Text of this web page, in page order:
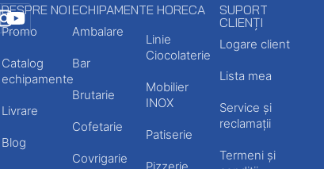
DESPRE NOI
Promo
Catalog
echipamente
Livrare
Blog
ECHIPAMENTE HORECA
Ambalare
Bar
Brutarie
Cofetarie
Covrigarie
Linie
Ciocolaterie
Mobilier
INOX
Patiserie
SUPORT
CLIENȚI
Logare client
Lista mea
Service și
reclamații
Termeni și